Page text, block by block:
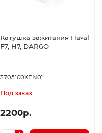
Катушка зажигания Haval
F7, H7, DARGO
3705100XEN01
Под заказ
2200р.